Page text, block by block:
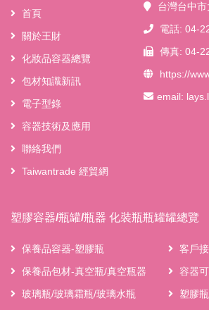
首頁
關於王財
化妝品容器總覽
包材知識新訊
電子型錄
容器技術及應用
聯絡我們
Taiwantrade 經貿網
塑膠容器/瓶罐/瓶器 化裝瓶瓶罐罐總覽
保養品容器-塑膠瓶
保養品包材-真空瓶/真空瓶器
玻璃瓶/玻璃霜瓶/玻璃水瓶
客戶
容器
塑膠
台灣台中
電話: 04-
傳真: 04-
https://
email: